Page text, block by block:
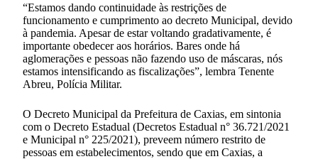
“Estamos dando continuidade às restrições de
funcionamento e cumprimento ao decreto Municipal, devido
à pandemia. Apesar de estar voltando gradativamente, é
importante obedecer aos horários. Bares onde há
aglomerações e pessoas não fazendo uso de máscaras, nós
estamos intensificando as fiscalizações”, lembra Tenente
Abreu, Polícia Militar.
O Decreto Municipal da Prefeitura de Caxias, em sintonia
com o Decreto Estadual (Decretos Estadual n° 36.721/2021
e Municipal n° 225/2021), preveem número restrito de
pessoas em estabelecimentos, sendo que em Caxias, a